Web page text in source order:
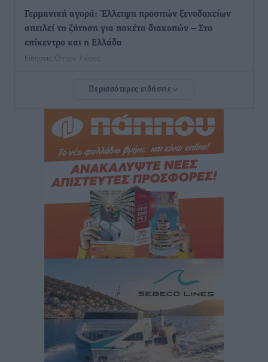
Γερμανική αγορά: Έλλειψη προσιτών ξενοδοχείων
απειλεί τη ζήτηση για πακέτα διακοπών – Στο
επίκεντρο και η Ελλάδα
Ειδήσεις πριν 7 ώρες
Νέο ξενοδοχείο στη Ρόδο για την H Hotels –
στην Κω
Τοπικές Ειδήσεις• πριν 7 ώρες
Αυτοκίνητο μπήκε παράνομα σε μονόδρομο στο
Μαστιχάρι – Αναποδογύρισε όχημα με μητέρα και
πριν 8 ώρες
“Η Ευρώπη αντιμετώπιζε το προσφυγικό σαν ταινία
τρόμου” – Η συγκλονιστική μαρτυρία της Χαρούλας
Γιασιράνη στον RV για τα γεγονότα που οδήγησαν στο
Σύμφωνο της Λέρου
Τοπικές Ειδήσεις • πριν 8 ώρες
Συναυλία με τον Γιάννη Κότσιρα στις 21 Αυγούστου
Πολιτιστικά• πριν 8 ώρες
Περισσότερες ειδήσεις